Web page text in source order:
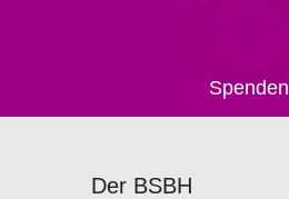
Spenden
Der BSBH